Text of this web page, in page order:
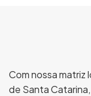
Com nossa matriz
de Santa